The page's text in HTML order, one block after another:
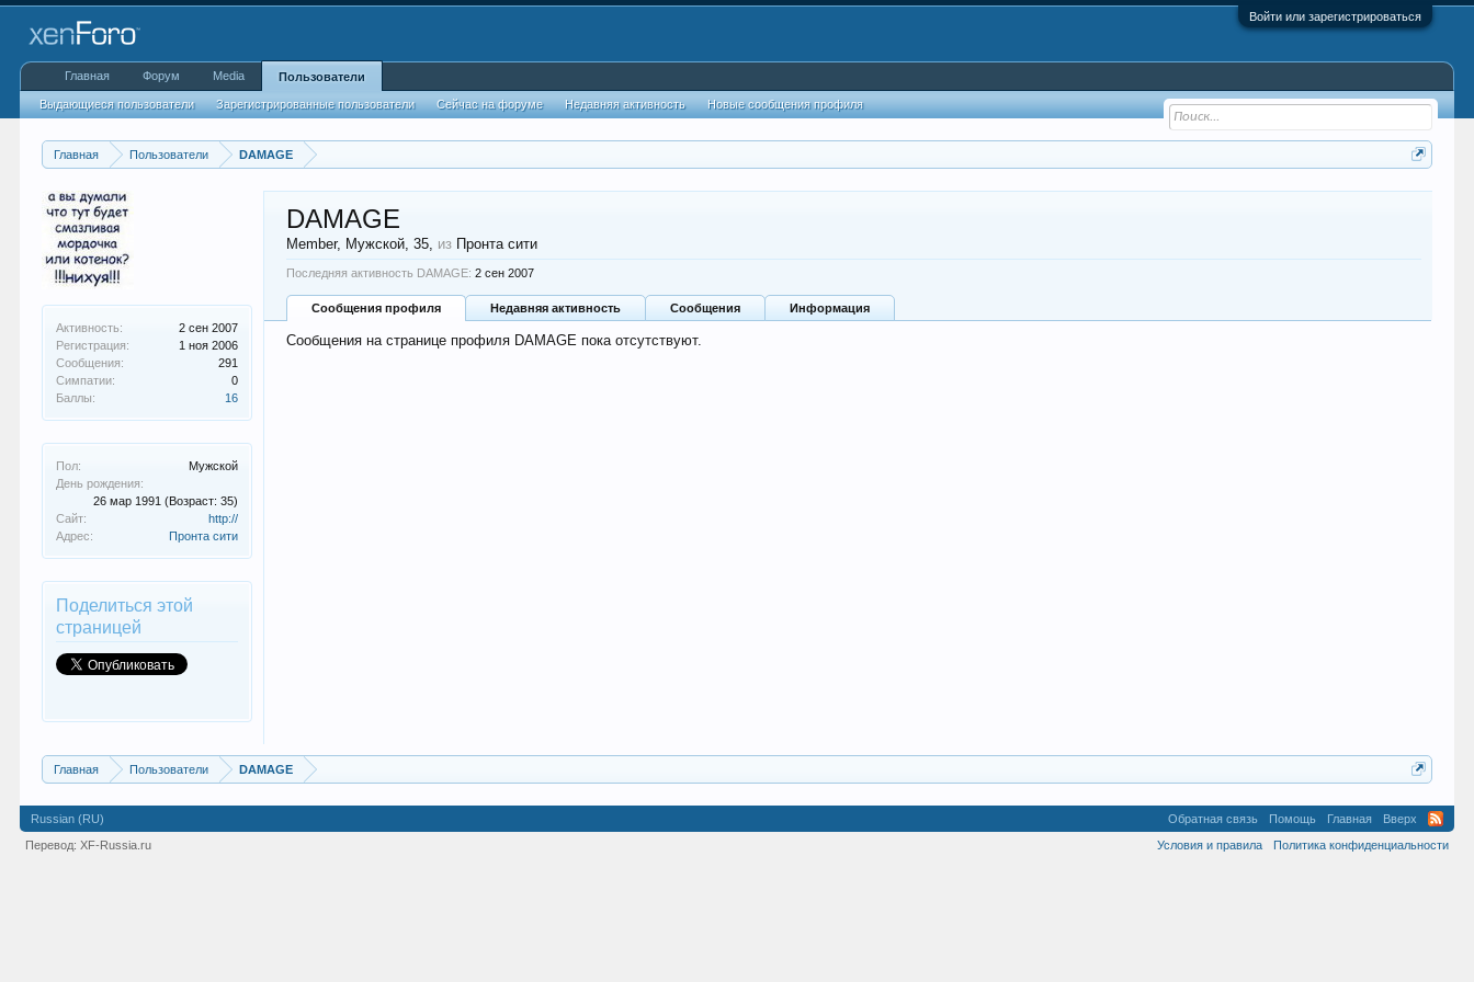
Войти или зарегистрироваться
Главная Пользователи DAMAGE
Активность:
2 сен 2007
Регистрация:
1 ноя 2006
Сообщения:
291
Симпатии:
0
Баллы:
16
Пол:
Мужской
День рождения:
26 мар 1991 (Возраст: 35)
Сайт:
http://
Адрес:
Пронта сити
Поделиться этой
страницей
DAMAGE
Member, Мужской, 35, из Пронта сити
Последняя активность DAMAGE: 2 сен 2007
Сообщения профиля Недавняя активность Сообщения Информация
Сообщения на странице профиля DAMAGE пока отсутствуют.
Главная Пользователи DAMAGE
Главная Форум Media Пользователи
Выдающиеся пользователи Зарегистрированные пользователи Сейчас на форуме Недавняя активность Новые сообщения профиля
Russian (RU) Обратная связь Помощь Главная
Вверх
Условия и правила
Политика конфиденциальности
Перевод:XF-Russia.ru